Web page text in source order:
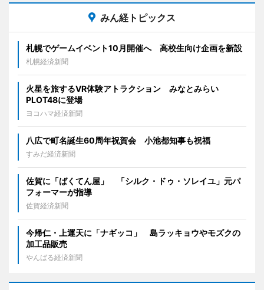
みん経トピックス
札幌でゲームイベント10月開催へ 高校生向け企画を新設
札幌経済新聞
火星を旅するVR体験アトラクション みなとみらい
PLOT48に登場
ヨコハマ経済新聞
八広で町名誕生60周年祝賀会 小池都知事も祝福
すみだ経済新聞
佐賀に「ばくてん屋」 「シルク・ドゥ・ソレイユ」元パ
フォーマーが指導
佐賀経済新聞
今帰仁・上運天に「ナギッコ」 島ラッキョウやモズクの
加工品販売
やんばる経済新聞